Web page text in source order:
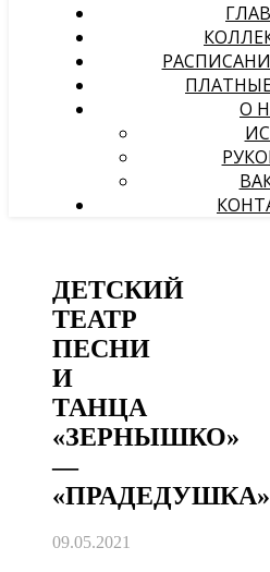
О
ДЕТСКИЙ
ТЕАТР
ПЕСНИ
И
ТАНЦА
«ЗЕРНЫШКО»
—
«ПРАДЕДУШКА»
09.05.2021